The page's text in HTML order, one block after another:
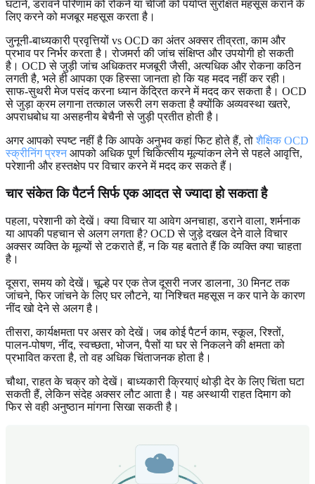
घटाने, डरावने परिणाम को रोकने या चीजों को पर्याप्त सुरक्षित महसूस कराने के
लिए करने को मजबूर महसूस करता है।
जुनूनी-बाध्यकारी प्रवृत्तियों vs OCD का अंतर अक्सर तीव्रता, काम और
प्रभाव पर निर्भर करता है। रोजमर्रा की जांच संक्षिप्त और उपयोगी हो सकती
है। OCD से जुड़ी जांच अधिकतर मजबूरी जैसी, अत्यधिक और रोकना कठिन
लगती है, भले ही आपका एक हिस्सा जानता हो कि यह मदद नहीं कर रही।
साफ-सुथरी मेज पसंद करना ध्यान केंद्रित करने में मदद कर सकता है। OCD
से जुड़ा क्रम लगाना तत्काल जरूरी लग सकता है क्योंकि अव्यवस्था खतरे,
अपराधबोध या असहनीय बेचैनी से जुड़ी प्रतीत होती है।
अगर आपको स्पष्ट नहीं है कि आपके अनुभव कहां फिट होते हैं, तो शैक्षिक OCD
स्क्रीनिंग प्रश्नआपको अधिक पूर्ण चिकित्सीय मूल्यांकन लेने से पहले आवृत्ति,
परेशानी और हस्तक्षेप पर विचार करने में मदद कर सकते हैं।
चार संकेत कि पैटर्न सिर्फ एक आदत से ज्यादा हो सकता है
पहला, परेशानी को देखें। क्या विचार या आवेग अनचाहा, डराने वाला, शर्मनाक
या आपकी पहचान से अलग लगता है? OCD से जुड़े दखल देने वाले विचार
अक्सर व्यक्ति के मूल्यों से टकराते हैं, न कि यह बताते हैं कि व्यक्ति क्या चाहता
है।
दूसरा, समय को देखें। चूल्हे पर एक तेज दूसरी नजर डालना, 30 मिनट तक
जांचने, फिर जांचने के लिए घर लौटने, या निश्चित महसूस न कर पाने के कारण
नींद खो देने से अलग है।
तीसरा, कार्यक्षमता पर असर को देखें। जब कोई पैटर्न काम, स्कूल, रिश्तों,
पालन-पोषण, नींद, स्वच्छता, भोजन, पैसों या घर से निकलने की क्षमता को
प्रभावित करता है, तो वह अधिक चिंताजनक होता है।
चौथा, राहत के चक्र को देखें। बाध्यकारी क्रियाएं थोड़ी देर के लिए चिंता घटा
सकती हैं, लेकिन संदेह अक्सर लौट आता है। यह अस्थायी राहत दिमाग को
फिर से वही अनुष्ठान मांगना सिखा सकती है।